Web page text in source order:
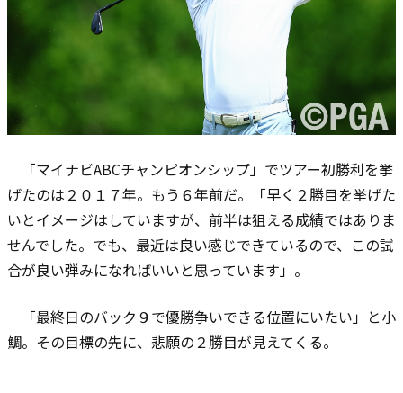
「マイナビABCチャンピオンシップ」でツアー初勝利を挙
げたのは２０１７年。もう６年前だ。「早く２勝目を挙げた
いとイメージはしていますが、前半は狙える成績ではありま
せんでした。でも、最近は良い感じできているので、この試
合が良い弾みになればいいと思っています」。
「最終日のバック９で優勝争いできる位置にいたい」と小
鯛。その目標の先に、悲願の２勝目が見えてくる。